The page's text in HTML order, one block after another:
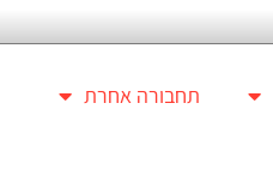
תחבורה אחרת